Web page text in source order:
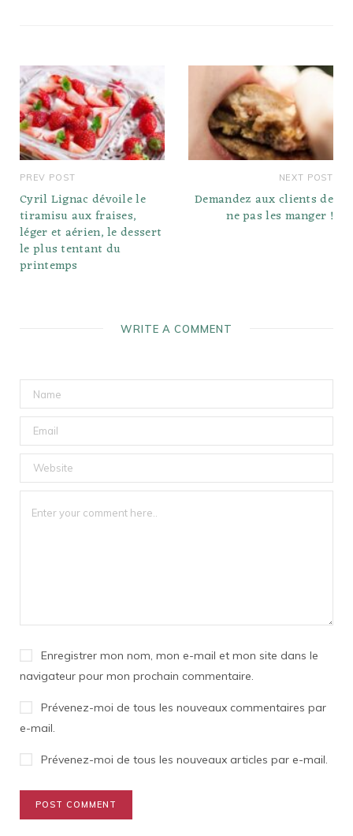
PREV POST
Cyril Lignac dévoile le
tiramisu aux fraises,
léger et aérien, le dessert
le plus tentant du
printemps
NEXT POST
Demandez aux clients de
ne pas les manger !
WRITE A COMMENT
Enregistrer mon nom, mon e-mail et mon site dans le
navigateur pour mon prochain commentaire.
Prévenez-moi de tous les nouveaux commentaires par
e-mail.
Prévenez-moi de tous les nouveaux articles par e-mail.